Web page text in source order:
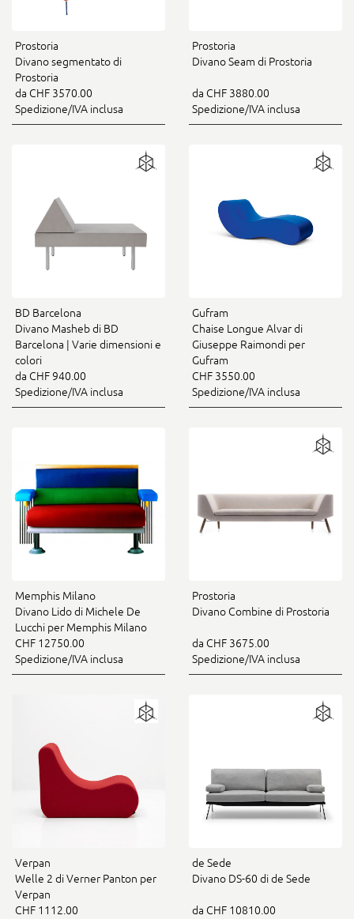
Prostoria
Divano segmentato di
Prostoria
da CHF 3570.00
Spedizione/IVA inclusa
Prostoria
Divano Seam di Prostoria
da CHF 3880.00
Spedizione/IVA inclusa
BD Barcelona
Divano Masheb di BD
Barcelona | Varie dimensioni e
colori
da CHF 940.00
Spedizione/IVA inclusa
Gufram
Chaise Longue Alvar di
Giuseppe Raimondi per
Gufram
CHF 3550.00
Spedizione/IVA inclusa
Memphis Milano
Divano Lido di Michele De
Lucchi per Memphis Milano
CHF 12750.00
Spedizione/IVA inclusa
Prostoria
Divano Combine di Prostoria
da CHF 3675.00
Spedizione/IVA inclusa
Verpan
Welle 2 di Verner Panton per
Verpan
CHF 1112.00
de Sede
Divano DS-60 di de Sede
da CHF 10810.00